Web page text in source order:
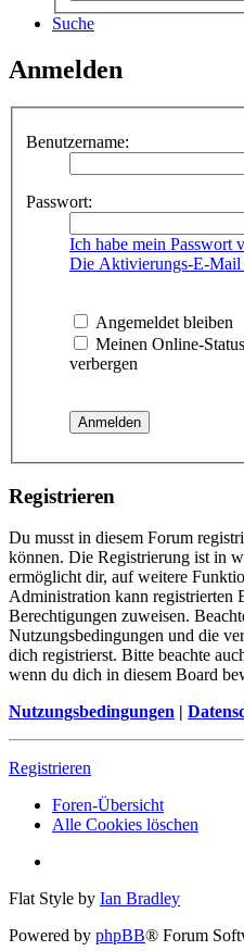
Suche
Anmelden
Benutzername:
Passwort:
Ich habe mein Passwort
Die Aktivierungs-E-Mail
Angemeldet bleiben
Meinen Online-
verbergen
Registrieren
Du musst in diesem Forum
können. Die Registrierung ist in
ermöglicht dir, auf weitere
Administration kann registrierten
Berechtigungen zuweisen.
Nutzungsbedingungen und die
dich registrierst. Bitte beachte
wenn du dich in diesem Board
Nutzungsbedingungen |
Registrieren
Foren-Übersicht
Alle Cookies löschen
Flat Style by Ian Bradley
Powered by phpBB® Forum